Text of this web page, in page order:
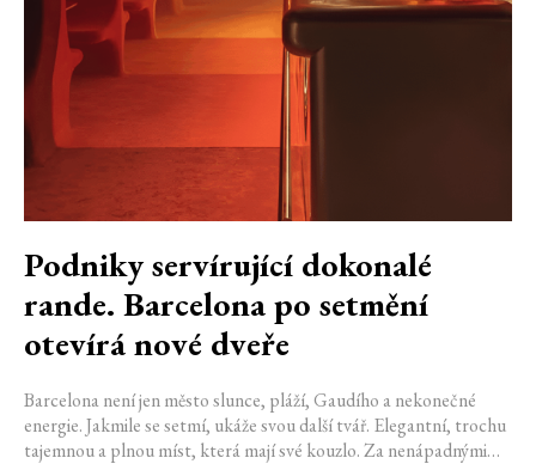
Podniky servírující dokonalé
rande. Barcelona po setmění
otevírá nové dveře
Barcelona není jen město slunce, pláží, Gaudího a nekonečné
energie. Jakmile se setmí, ukáže svou další tvář. Elegantní, trochu
tajemnou a plnou míst, která mají své kouzlo. Za nenápadnými